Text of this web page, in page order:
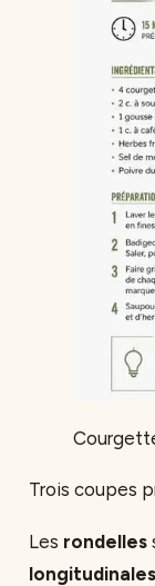
Trois coupes
Les rondelles
longitudinales